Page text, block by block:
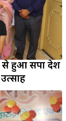
हुआ सपा प्रदेश